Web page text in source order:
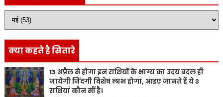
क्या कहते है सितारे
13 अप्रैल से होगा इन राशियों के भाग्य का उदय बदल ही
जायेगी जिंदगी विशेष लाभ होगा, आइए जानते हैं ये 3
राशियां कौन सीं है।